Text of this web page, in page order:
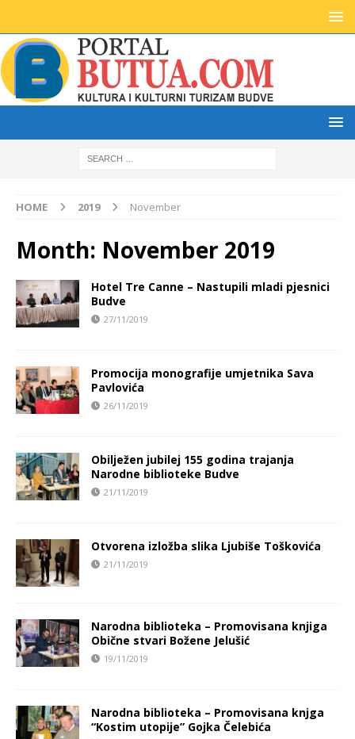
HOME 2019 November
Month: November 2019
Hotel Tre Canne – Nastupili mladi pjesnici
Budve
27/11/2019
Promocija monografije umjetnika Sava
Pavlovića
26/11/2019
Obilježen jubilej 155 godina trajanja
Narodne biblioteke Budve
21/11/2019
Otvorena izložba slika Ljubiše Toškovića
21/11/2019
Narodna biblioteka – Promovisana knjiga
Obične stvari Božene Jelušić
19/11/2019
Narodna biblioteka – Promovisana knjga
“Kostim utopije” Gojka Čelebića